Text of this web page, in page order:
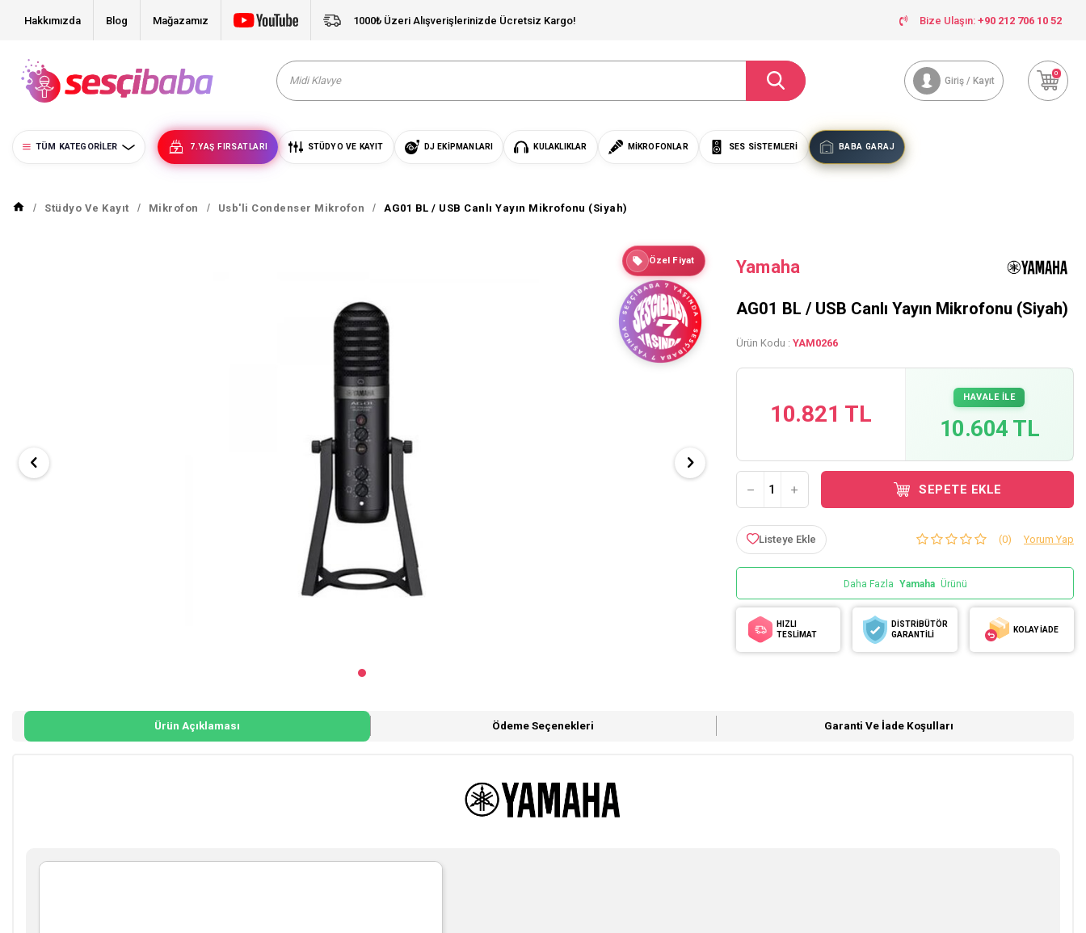
Hakkımızda Blog Mağazamız 1000₺ Üzeri Alışverişlerinizde Ücretsiz Kargo! Bize Ulaşın: +90 212 706 10 52
Giriş / Kayıt
0
TÜM KATEGORILER 7.YAŞ FIRSATLARI STÜDYO VE KAYIT DJ EKIPMANLARI KULAKLIKLAR MIKROFONLAR SES SISTEMLERI BABA GARAJ
Stüdyo Ve Kayıt Mikrofon Usb'li Condenser Mikrofon AG01 BL / USB Canlı Yayın Mikrofonu (Siyah)
Özel Fiyat Yamaha
AG01 BL / USB Canlı Yayın Mikrofonu (Siyah)
Ürün Kodu : YAM0266
10.821 TL
HAVALE İLE
10.604 TL
SEPETE EKLE
Listeye Ekle (0) Yorum Yap
Daha Fazla Yamaha Ürünü
HIZLI
TESLİMAT
DİSTRİBÜTÖR
GARANTİLİ
KOLAY İADE
Ürün Açıklaması Ödeme Seçenekleri Garanti Ve İade Koşulları